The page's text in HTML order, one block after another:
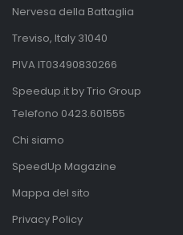
Nervesa della Battaglia
Treviso, Italy 31040
PIVA IT03490830266
Speedup.it by Trio Group
Telefono 0423.601555
Chi siamo
SpeedUp Magazine
Mappa del sito
Privacy Policy